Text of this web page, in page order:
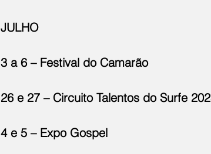
JULHO
3 a 6 – Festival do Camarão
26 e 27 – Circuito Talentos do Surfe
4 e 5 – Expo Gospel